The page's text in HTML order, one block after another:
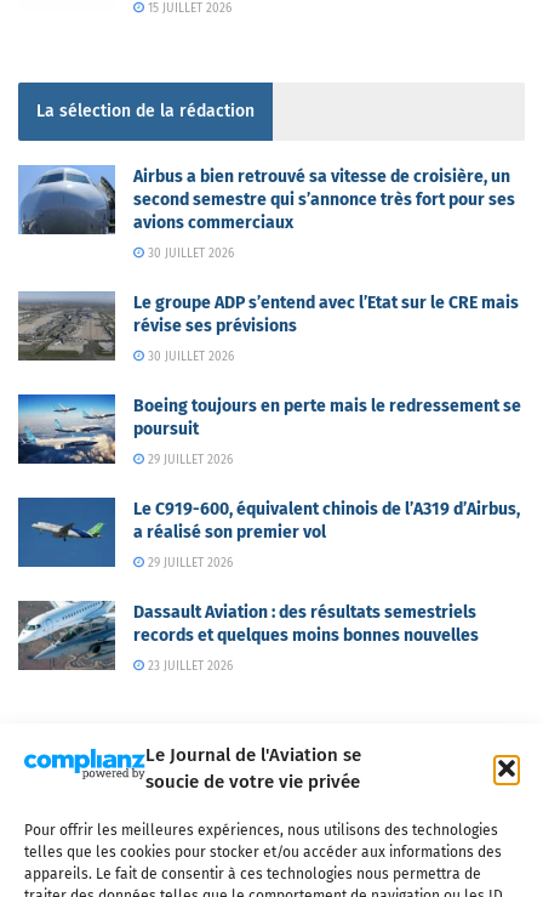
Le Journal de l'Aviation se
soucie de votre vie privée
Pour offrir les meilleures expériences, nous utilisons des technologies
telles que les cookies pour stocker et/ou accéder aux informations des
appareils. Le fait de consentir à ces technologies nous permettra de
15 JUILLET 2026
La sélection de la rédaction
Airbus a bien retrouvé sa vitesse de croisière, un
second semestre qui s’annonce très fort pour ses
avions commerciaux
30 JUILLET 2026
Le groupe ADP s’entend avec l’Etat sur le CRE mais
révise ses prévisions
30 JUILLET 2026
Boeing toujours en perte mais le redressement se
poursuit
29 JUILLET 2026
Le C919-600, équivalent chinois de l’A319 d’Airbus,
a réalisé son premier vol
29 JUILLET 2026
Dassault Aviation : des résultats semestriels
records et quelques moins bonnes nouvelles
23 JUILLET 2026
Qui sommes-nous ? Nous contacter
Partenaires
Mentions légales
CGV Politique de confidentialité Cookies